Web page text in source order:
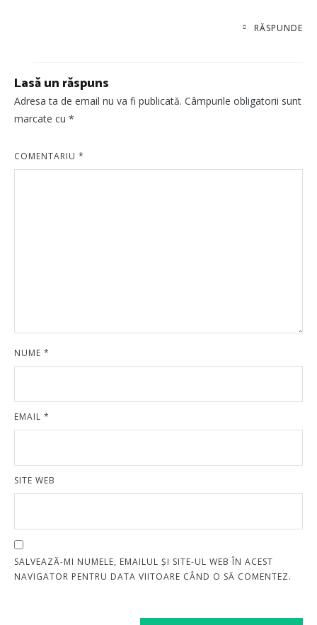
RĂSPUNDE
Lasă un răspuns
Adresa ta de email nu va fi publicată. Câmpurile obligatorii sunt
marcate cu *
COMENTARIU *
NUME *
EMAIL *
SITE WEB
SALVEAZĂ-MI NUMELE, EMAILUL ȘI SITE-UL WEB ÎN ACEST
NAVIGATOR PENTRU DATA VIITOARE CÂND O SĂ COMENTEZ.